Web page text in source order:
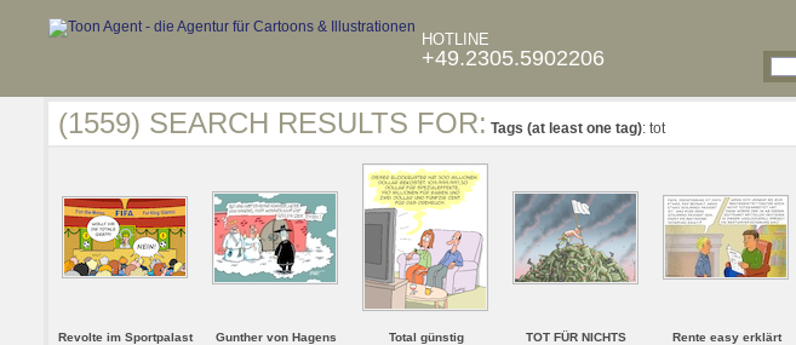
HOTLINE
+49.2305.5902206
(1559) SEARCH RESULTS FOR: Tags (at least one tag): tot
Revolte im Sportpalast
Gunther von Hagens
Total günstig
TOT FÜR NICHTS
Rente easy erklärt